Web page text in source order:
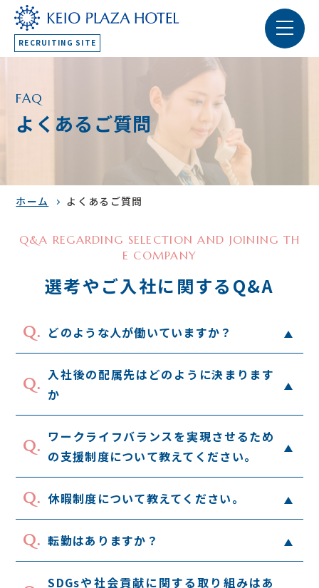
RECRUITING SITE
FAQ
よくあるご質問
ホーム よくあるご質問
Q&A REGARDING SELECTION AND JOINING TH
E COMPANY
選考やご入社に関するQ&A
Q. どのような人が働いていますか？
Q. 入社後の配属先はどのように決まります
か
Q. ワークライフバランスを実現させるため
の支援制度について教えてください。
Q. 休暇制度について教えてください。
Q. 転勤はありますか？
SDGsや社会貢献に関する取り組みはあ